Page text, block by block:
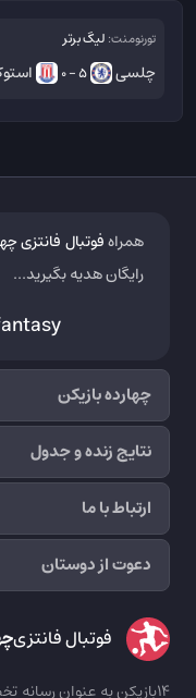
تورنومنت: لیگ برتر
چلسی 5 - 0
چهارده بازیکن
نتایج زنده و جدول
ارتباط با ما
دعوت از دوستان
همراهفوتبال فانتزی
رایگان هدیه بگیرید...
فوتبال فانتزی